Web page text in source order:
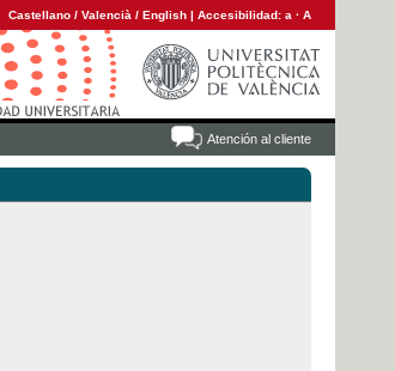
Castellano / Valencià / English | Accesibilidad: a · A
Atención al cliente